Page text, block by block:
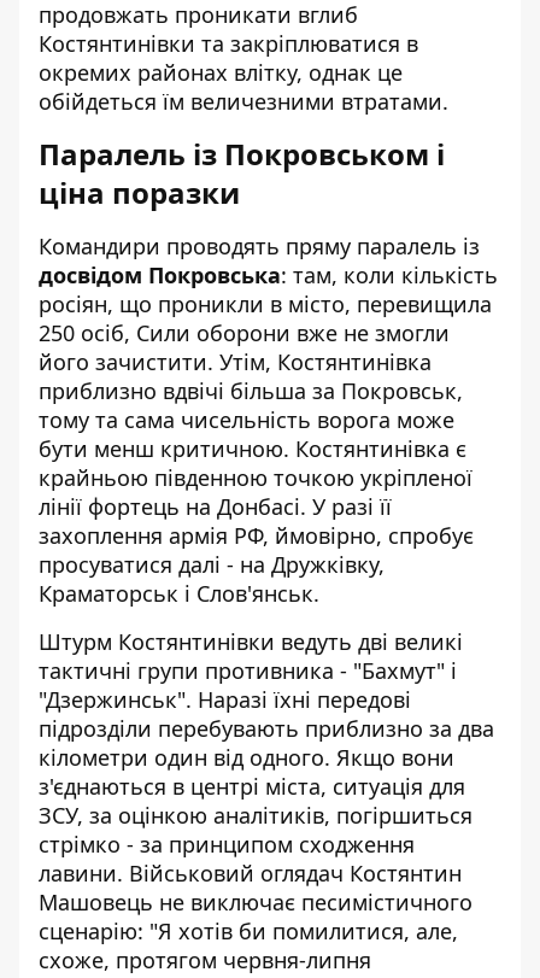
продовжать проникати вглиб
Костянтинівки та закріплюватися в
окремих районах влітку, однак це
обійдеться їм величезними втратами.
Паралель із Покровськом і
ціна поразки
Командири проводять пряму паралель із
досвідом Покровська: там, коли кількість
росіян, що проникли в місто, перевищила
250 осіб, Сили оборони вже не змогли
його зачистити. Утім, Костянтинівка
приблизно вдвічі більша за Покровськ,
тому та сама чисельність ворога може
бути менш критичною. Костянтинівка є
крайньою південною точкою укріпленої
лінії фортець на Донбасі. У разі її
захоплення армія РФ, ймовірно, спробує
просуватися далі - на Дружківку,
Краматорськ і Слов'янськ.
Штурм Костянтинівки ведуть дві великі
тактичні групи противника - "Бахмут" і
"Дзержинськ". Наразі їхні передові
підрозділи перебувають приблизно за два
кілометри один від одного. Якщо вони
з'єднаються в центрі міста, ситуація для
ЗСУ, за оцінкою аналітиків, погіршиться
стрімко - за принципом сходження
лавини. Військовий оглядач Костянтин
Машовець не виключає песимістичного
сценарію: "Я хотів би помилитися, але,
схоже, протягом червня-липня